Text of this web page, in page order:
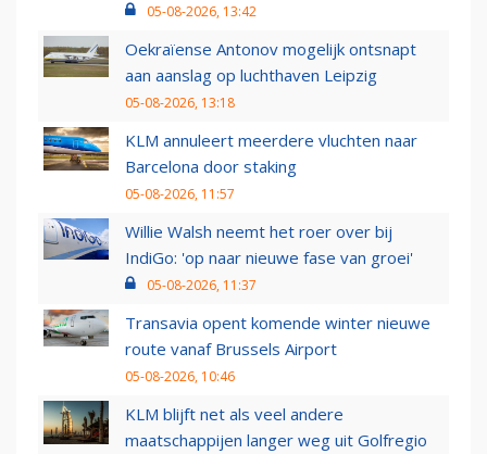
05-08-2026, 13:42
Oekraïense Antonov mogelijk ontsnapt
aan aanslag op luchthaven Leipzig
05-08-2026, 13:18
KLM annuleert meerdere vluchten naar
Barcelona door staking
05-08-2026, 11:57
Willie Walsh neemt het roer over bij
IndiGo: 'op naar nieuwe fase van groei'
05-08-2026, 11:37
Transavia opent komende winter nieuwe
route vanaf Brussels Airport
05-08-2026, 10:46
KLM blijft net als veel andere
maatschappijen langer weg uit Golfregio